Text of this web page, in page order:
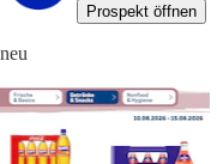
Prospekt öffnen
neu